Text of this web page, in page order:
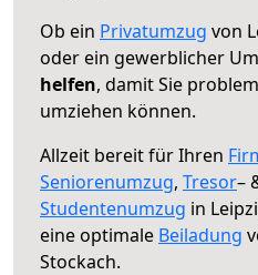
Ob ein Privatumzug von
oder ein gewerblicher
helfen, damit Sie
umziehen können.
Allzeit bereit für Ihren
Seniorenumzug, Tresor–
Studentenumzug in
eine optimale Beiladung
Stockach.